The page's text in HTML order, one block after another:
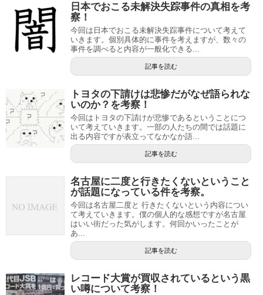
日本でおこる未解決失踪事件の真相を考
察！
今回は日本でおこる未解決失踪事件について考えて
いきます。個別具体的に事件を考えますが、数々の
事件を調べると内容が一般化できる...
記事を読む
トヨタの下請けは悲惨だがなぜ語られな
いのか？を考察！
今回はトヨタの下請けが悲惨であるということにつ
いて考えていきます。一部の人たちの間では話題に
出る内容ですが表立ってなかなか語...
記事を読む
名古屋に二度と行きたくないということ
が話題になっている件を考察。
今回は名古屋二度と 行きたくないという内容につい
て考えていきます。僕の個人的な感想ですが名古屋
はいい街だった気がします。何回かいったことが
あ...
記事を読む
レコード大賞が買収されているという黒
い噂について考察！